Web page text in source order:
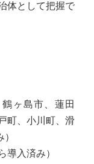
体として把握で
ヶ島市、蓮田
町、小川町、滑
導入済み）